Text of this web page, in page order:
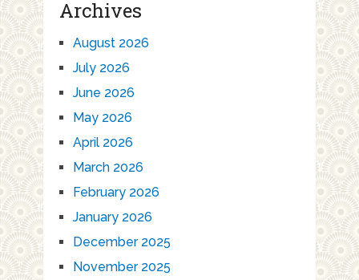
Archives
August 2026
July 2026
June 2026
May 2026
April 2026
March 2026
February 2026
January 2026
December 2025
November 2025